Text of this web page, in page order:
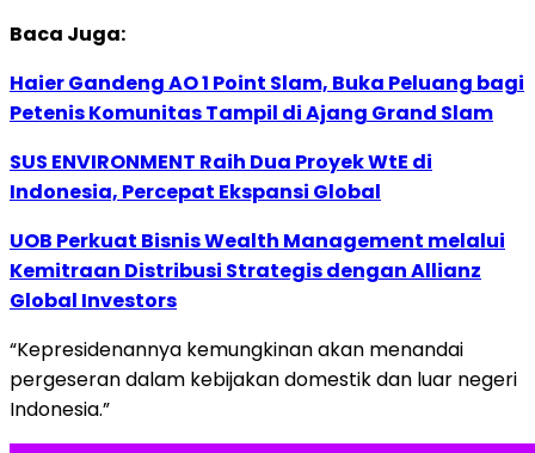
Baca Juga:
Haier Gandeng AO 1 Point Slam, Buka Peluang bagi
Petenis Komunitas Tampil di Ajang Grand Slam
SUS ENVIRONMENT Raih Dua Proyek WtE di
Indonesia, Percepat Ekspansi Global
UOB Perkuat Bisnis Wealth Management melalui
Kemitraan Distribusi Strategis dengan Allianz
Global Investors
“Kepresidenannya kemungkinan akan menandai
pergeseran dalam kebijakan domestik dan luar negeri
Indonesia.”